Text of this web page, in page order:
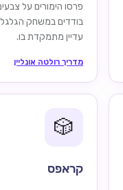
פרסו הימורים על
בודדים במשחק
עדיין מתמקדת בו.
מדריך רולטה אונליין
🎲
קראפס